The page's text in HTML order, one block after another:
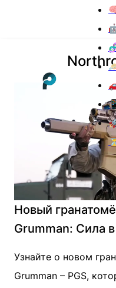
Новый
Grumman: Сила
Узнайте о новом
Grumman – PGS,